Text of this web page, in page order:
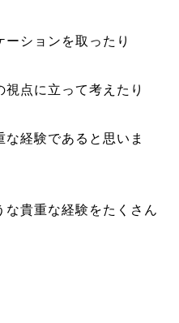
ションを取ったり
点に立って考えたり
経験であると思いま
貴重な経験をたくさん